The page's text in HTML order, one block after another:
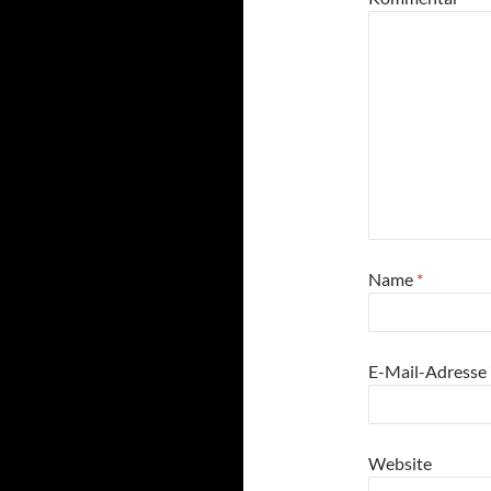
Name *
E-Mail-Adresse
Website